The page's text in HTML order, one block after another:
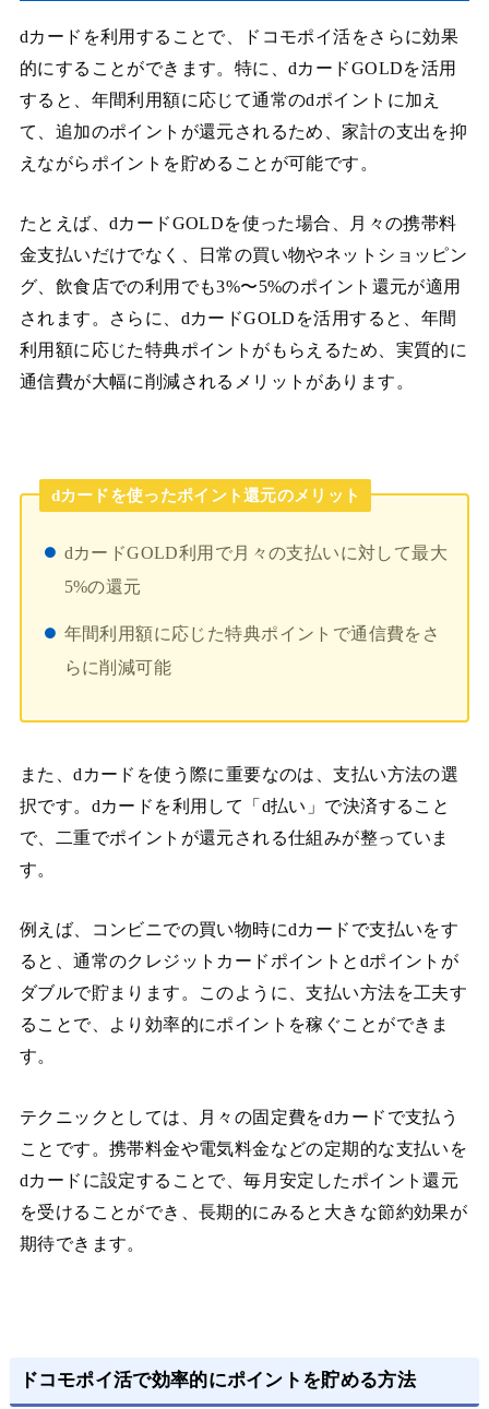
dカードを利用することで、ドコモポイ活をさらに効果
的にすることができます。特に、dカードGOLDを活用
すると、年間利用額に応じて通常のdポイントに加え
て、追加のポイントが還元されるため、家計の支出を抑
えながらポイントを貯めることが可能です。
たとえば、dカードGOLDを使った場合、月々の携帯料
金支払いだけでなく、日常の買い物やネットショッピン
グ、飲食店での利用でも3%〜5%のポイント還元が適用
されます。さらに、dカードGOLDを活用すると、年間
利用額に応じた特典ポイントがもらえるため、実質的に
通信費が大幅に削減されるメリットがあります。
dカードを使ったポイント還元のメリット
dカードGOLD利用で月々の支払いに対して最大
5%の還元
年間利用額に応じた特典ポイントで通信費をさ
らに削減可能
また、dカードを使う際に重要なのは、支払い方法の選
択です。dカードを利用して「d払い」で決済すること
で、二重でポイントが還元される仕組みが整っていま
す。
例えば、コンビニでの買い物時にdカードで支払いをす
ると、通常のクレジットカードポイントとdポイントが
ダブルで貯まります。このように、支払い方法を工夫す
ることで、より効率的にポイントを稼ぐことができま
す。
テクニックとしては、月々の固定費をdカードで支払う
ことです。携帯料金や電気料金などの定期的な支払いを
dカードに設定することで、毎月安定したポイント還元
を受けることができ、長期的にみると大きな節約効果が
期待できます。
ドコモポイ活で効率的にポイントを貯める方法